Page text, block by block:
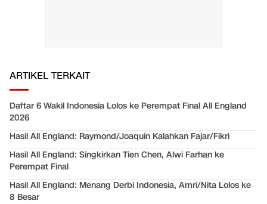
ARTIKEL TERKAIT
Daftar 6 Wakil Indonesia Lolos ke Perempat Final All England
2026
Hasil All England: Raymond/Joaquin Kalahkan Fajar/Fikri
Hasil All England: Singkirkan Tien Chen, Alwi Farhan ke
Perempat Final
Hasil All England: Menang Derbi Indonesia, Amri/Nita Lolos ke
8 Besar